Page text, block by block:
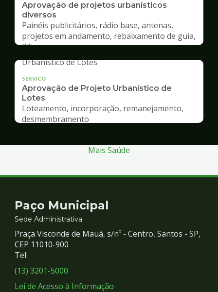
Aprovação de projetos urbanísticos
diversos
Painéis publicitários, rádio base, antenas,
projetos em andamento, rebaixamento de guia,
RT
SERVICO
Aprovação de Projeto Urbanístico de
Lotes
Loteamento, incorporação, remanejamento,
desmembramento
Mais Saúde
Contato
e
Redes
Sociais
Paço Municipal
Sede Administrativa
Praça Visconde de Mauá, s/nº - Centro, Santos - SP,
CEP 11010-900
Tel:
(13) 3201-5000
Lei de Acesso à Informação